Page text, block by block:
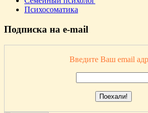
Психосоматика
Подпиcка на e-mail
Введите Ваш email